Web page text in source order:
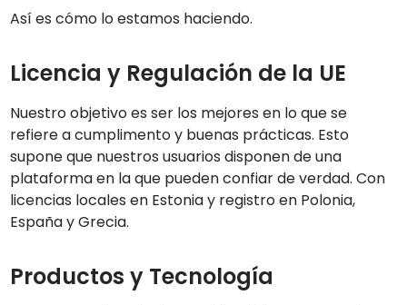
Así es cómo lo estamos haciendo.
Licencia y Regulación de la UE
Nuestro objetivo es ser los mejores en lo que se
refiere a cumplimento y buenas prácticas. Esto
supone que nuestros usuarios disponen de una
plataforma en la que pueden confiar de verdad. Con
licencias locales en Estonia y registro en Polonia,
España y Grecia.
Productos y Tecnología